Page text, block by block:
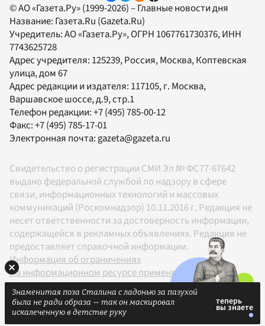
© АО «Газета.Ру» (1999-2026) – Главные новости дня
Название: Газета.Ru (Gazeta.Ru)
Учредитель:АО «Газета.Ру», ОГРН 1067761730376, ИНН
7743625728
Адрес учредителя: 125239, Россия, Москва, Коптевская
улица, дом 67
Адрес редакции и издателя: 117105, г. Москва,
Варшавское шоссе, д.9, стр.1
Телефон редакции:+7 (495) 785-00-12
Факс:+7 (495) 785-17-01
Электронная почта:gazeta@gazeta.ru
Свидетельство о регистрации СМИ Эл № ФС77-67642
выдано федеральной службой по надзору в сфере
связи, информационных технологий и массовых
коммуникаций (Роскомнадзор) 10.11.2016 г. Редакция не
несет ответственности за достоверность информации,
содержащейся в рекламных объявлениях. Редакция не
предоставляет справочной информации.
Информация об ограничениях
На информационном ресурсе применяются
рекомендательные технологии в соответствии с
Правилами
Знаменитая поза Сталина с ладонью за пазухой
была не ради образа — так он маскировал
искалеченную в детстве руку